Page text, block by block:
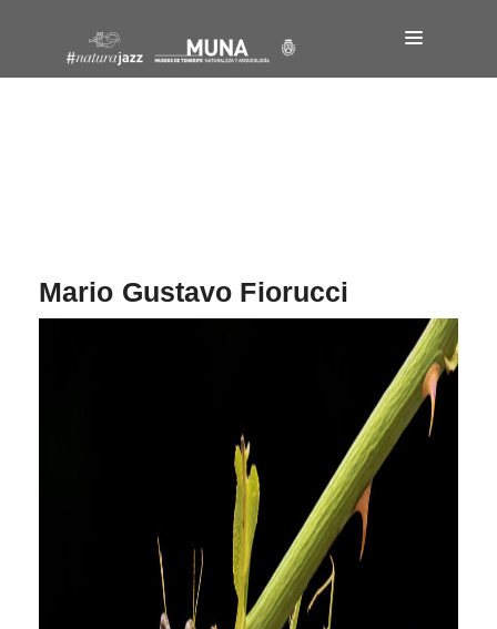
Mario Gustavo Fiorucci